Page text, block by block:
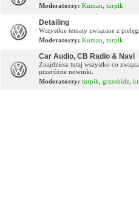
Moderatorzy: Kuman turpik
Detailing
Wszystkie tematy związane z
Moderatorzy: Kuman turpik
Car Audio, CB Radio & Navi
Znajdziesz tutaj wszystko co
przeróżne nowinki.
Moderatorzy: turpik grzesbidz